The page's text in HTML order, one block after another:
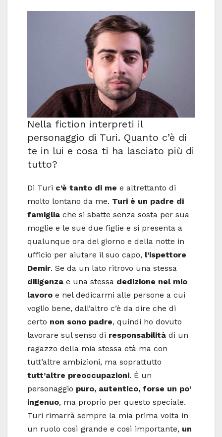
Nella fiction interpreti il
personaggio di Turi. Quanto c’è di
te in lui e cosa ti ha lasciato più di
tutto?
Di Turi c’è tanto di me e altrettanto di
molto lontano da me. Turi è un padre di
famiglia che si sbatte senza sosta per sua
moglie e le sue due figlie e si presenta a
qualunque ora del giorno e della notte in
ufficio per aiutare il suo capo, l’ispettore
Demir. Se da un lato ritrovo una stessa
diligenza e una stessa dedizione nel mio
lavoro e nel dedicarmi alle persone a cui
voglio bene, dall’altro c’è da dire che di
certo non sono padre, quindi ho dovuto
lavorare sul senso di responsabilità di un
ragazzo della mia stessa età ma con
tutt’altre ambizioni, ma soprattutto
tutt’altre preoccupazioni. È un
personaggio puro, autentico, forse un po’
ingenuo, ma proprio per questo speciale.
Turi rimarrà sempre la mia prima volta in
un ruolo così grande e così importante, un